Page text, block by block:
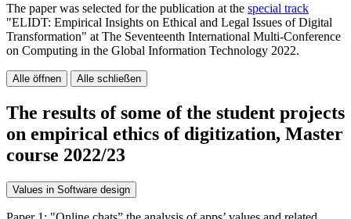
The paper was selected for the publication at the special track
"ELIDT: Empirical Insights on Ethical and Legal Issues of Digital
Transformation" at The Seventeenth International Multi-Conference
on Computing in the Global Information Technology 2022.
Alle öffnen Alle schließen
The results of some of the student projects
on empirical ethics of digitization, Master
course 2022/23
Values in Software design